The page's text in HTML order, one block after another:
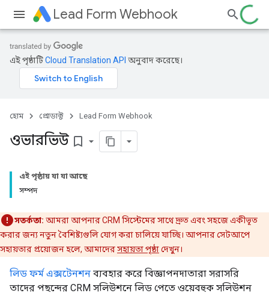
Lead Form Webhook
এই পৃষ্ঠাটিCloud Translation API অনুবাদ করেছে।
হোম প্রোডাক্ট Lead Form Webhook
ওভারভিউ bookmark_border
এই পৃষ্ঠায় যা যা আছে
সম্পদ
সতর্কতা: আমরা আপনার CRM সিস্টেমের সাথে দ্রুত এবং সহজে একীভূত
করার জন্য নতুন বৈশিষ্ট্যগুলি যোগ করা চালিয়ে যাচ্ছি। আপনার সেটআপে
সহায়তার প্রয়োজন হলে, আমাদেরসহায়তা পৃষ্ঠাদেখুন।
লিড ফর্ম এক্সটেনশন ব্যবহার করে বিজ্ঞাপনদাতারা সরাসরি
তাদের পছন্দের CRM সলিউশনে লিড পেতে ওয়েবহুক সলিউশন